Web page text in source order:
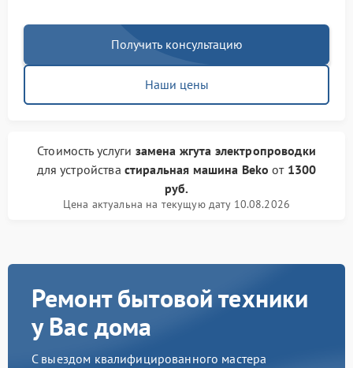
Получить консультацию
Наши цены
Стоимость услуги замена жгута электропроводки
для устройства стиральная машина Beko от 1300
руб.
Цена актуальна на текущую дату 10.08.2026
Ремонт бытовой техники
у Вас дома
С выездом квалифицированного мастера